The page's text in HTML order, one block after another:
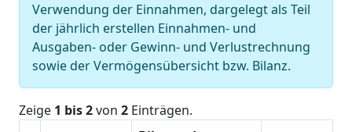
Verwendung der Einnahmen, dargelegt als Teil
der jährlich erstellen Einnahmen- und
Ausgaben- oder Gewinn- und Verlustrechnung
sowie der Vermögensübersicht bzw. Bilanz.
Zeige 1 bis 2von 2 Einträgen.